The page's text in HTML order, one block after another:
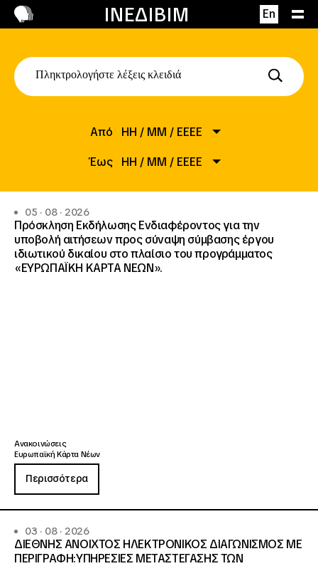
ΙΝΕΔΙΒΙΜ En
Επικοινωνία
Από HH / MM / EEEE
Έως ΗΗ / ΜΜ / ΕΕΕΕ
05 · 08 · 2026
Πρόσκληση Εκδήλωσης Ενδιαφέροντος για την
υποβολή αιτήσεων προς σύναψη σύμβασης έργου
ιδιωτικού δικαίου στο πλαίσιο του προγράμματος
«ΕΥΡΩΠΑΪΚΗ ΚΑΡΤΑ ΝΕΩΝ».
Ανακοινώσεις
Ευρωπαϊκή Κάρτα Νέων
Περισσότερα
03 · 08 · 2026
ΔΙΕΘΝΗΣ ΑΝΟΙΧΤΟΣ ΗΛΕΚΤΡΟΝΙΚΟΣ ΔΙΑΓΩΝΙΣΜΟΣ ΜΕ
ΠΕΡΙΓΡΑΦΗ:ΥΠΗΡΕΣΙΕΣ METAΣΤΕΓΑΣΗΣ ΤΩΝ